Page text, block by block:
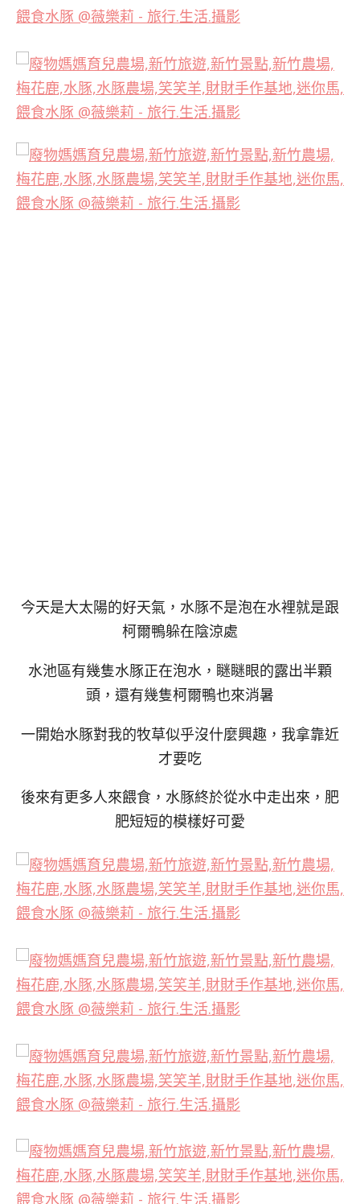
今天是大太陽的好天氣，水豚不是泡在水裡就是跟
柯爾鴨躲在陰涼處
水池區有幾隻水豚正在泡水，瞇瞇眼的露出半顆
頭，還有幾隻柯爾鴨也來消暑
一開始水豚對我的牧草似乎沒什麼興趣，我拿靠近
才要吃
後來有更多人來餵食，水豚終於從水中走出來，肥
肥短短的模樣好可愛